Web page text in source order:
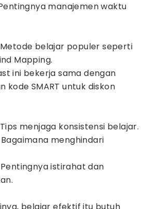
manajemen waktu
belajar populer seperti
Mapping.
ini bekerja sama dengan
kode SMART untuk diskon
menjaga konsistensi belajar.
menghindari
istirahat dan